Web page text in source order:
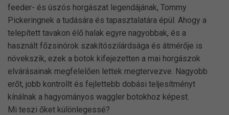
feeder- és úszós horgászat legendájának, Tommy
Pickeringnek a tudására és tapasztalatára épül. Ahogy a
telepített tavakon élő halak egyre nagyobbak, és a
használt főzsinórok szakítószilárdsága és átmérője is
növekszik, ezek a botok kifejezetten a mai horgászok
elvárásainak megfelelően lettek megtervezve. Nagyobb
erőt, jobb kontrollt és fejlettebb dobási teljesítményt
kínálnak a hagyományos waggler botokhoz képest.
Mi teszi őket különlegessé?